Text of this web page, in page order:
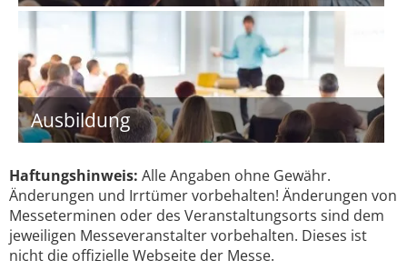
Ausbildung
Haftungshinweis: Alle Angaben ohne Gewähr.
Änderungen und Irrtümer vorbehalten! Änderungen von
Messeterminen oder des Veranstaltungsorts sind dem
jeweiligen Messeveranstalter vorbehalten. Dieses ist
nicht die offizielle Webseite der Messe.